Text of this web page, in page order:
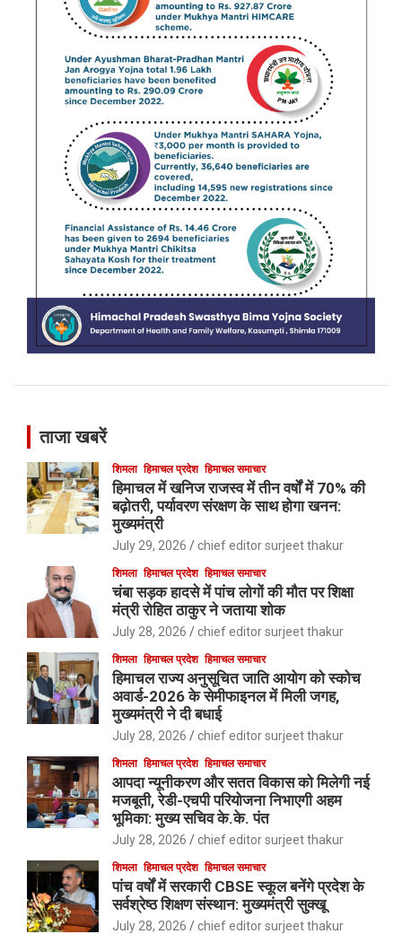
ताजा खबरें
शिमला हिमाचल प्रदेश हिमाचल समाचार
हिमाचल में खनिज राजस्व में तीन वर्षों में 70% की
बढ़ोतरी, पर्यावरण संरक्षण के साथ होगा खनन:
मुख्यमंत्री
July 29, 2026 chief editor surjeet thakur
शिमला हिमाचल प्रदेश हिमाचल समाचार
चंबा सड़क हादसे में पांच लोगों की मौत पर शिक्षा
मंत्री रोहित ठाकुर ने जताया शोक
July 28, 2026 chief editor surjeet thakur
शिमला हिमाचल प्रदेश हिमाचल समाचार
हिमाचल राज्य अनुसूचित जाति आयोग को स्कोच
अवार्ड-2026 के सेमीफाइनल में मिली जगह,
मुख्यमंत्री ने दी बधाई
July 28, 2026 chief editor surjeet thakur
शिमला हिमाचल प्रदेश हिमाचल समाचार
आपदा न्यूनीकरण और सतत विकास को मिलेगी नई
मजबूती, रेडी-एचपी परियोजना निभाएगी अहम
भूमिका: मुख्य सचिव के.के. पंत
July 28, 2026 chief editor surjeet thakur
शिमला हिमाचल प्रदेश हिमाचल समाचार
पांच वर्षों में सरकारी CBSE स्कूल बनेंगे प्रदेश के
सर्वश्रेष्ठ शिक्षण संस्थान: मुख्यमंत्री सुक्खू
July 28, 2026 chief editor surjeet thakur